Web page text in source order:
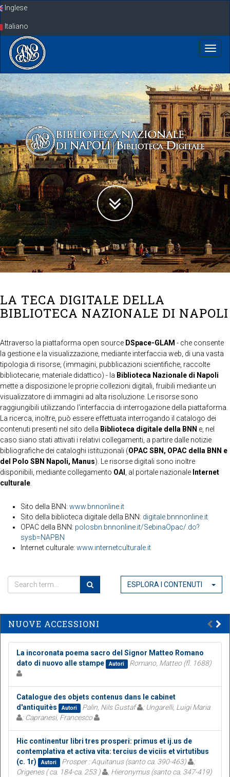
SkipInglese
Italiano
LA TECA DIGITALE DELLA
BIBLIOTECA NAZIONALE DI NAPOLI
Attraverso la piattaforma open source DSpace-GLAM - che consente
la gestione e la visualizzazione, mediante interfaccia web, di una vasta
tipologia di risorse, (immagini, pubblicazioni scientifiche, raccolte
bibliotecarie, materiale didattico) - la Biblioteca Nazionale di Napoli
mette a disposizione le proprie collezioni digitali, fruibili mediante un
visualizzatore di immagini ad alta risoluzione. Le risorse sono
raggiungibili utilizzando l'interfaccia di interrogazione della piattaforma.
La ricerca, inoltre, può essere effettuata interrogando il catalogo dei
contenuti presenti nel sito della Biblioteca digitale della BNN e, nel
caso siano stati attivati i relativi collegamenti, a partire dalle notizie
bibliografiche dei cataloghi istituzionali (OPAC SBN, OPAC della BNN e
del Polo SBN Napoli, Manus). Le risorse digitali sono inoltre
disponibili, mediante collegamento OAI , al portale nazionale Internet
culturale
Sito della BNN: www.bnnonline.it
Sito della biblioteca digitale della BNN: digitale.bnnnonline.it
OPAC della BNN: polosbn.bnnonline.it/SebinaOpac/.do?
sysb=NAPBN
Internet culturale: www.internetculturale.it
ESPLORA I CONTENUTI
NUOVE ACCESSIONI
La incoronata poema sacro del Signor Matteo Romano
dato di nuovo alle stampe
Autori Romano, Matteo (fl. 1688)
Catalogue des objets contenus dans le cabinet
d'antiquitès
Autori Palin, Nils Gustaf
; Ungarelli, Luigi Maria
; Capranesi, Francesco
Hic continentur libri tres prosperi: primus et ij.us de
contemplativa et activa vita: tercius de viciis et virtutibus
(c. 1r)
Autori Prosper : Aquitanus (santo ca. 390-463)
;
Origenes ( ca. 184-ca. 253 )
; Hieronymus (santo ca. 347-419)